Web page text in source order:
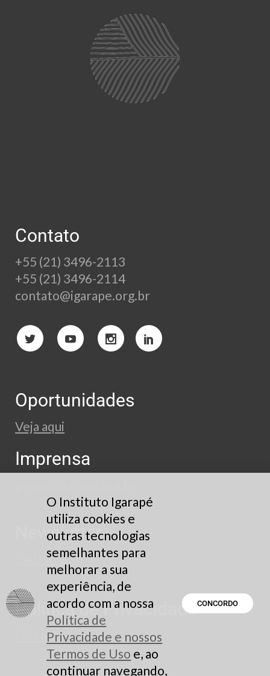
Contato
+55 (21) 3496-2113
+55 (21) 3496-2114
contato@igarape.org.br
Oportunidades
Veja aqui
Imprensa
Newsletter
Cadastre-se
Política de Privacidade
Leia aqui
O Instituto Igarapé
utiliza cookies e
outras tecnologias
semelhantes para
melhorar a sua
experiência, de
acordo com a nossa
Política de
Privacidade e nossos
Termos de Uso e, ao
continuar navegando,
CONCORDO